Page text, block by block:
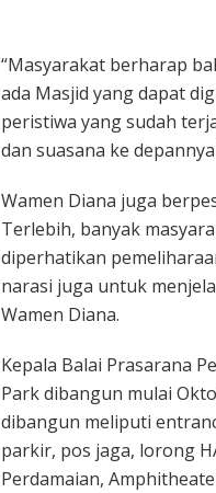
“Masyarakat berharap
ada Masjid yang dapat
peristiwa yang sudah
dan suasana ke
Wamen Diana juga
Terlebih, banyak
diperhatikan
narasi juga untuk
Wamen Diana.
Kepala Balai Prasarana
Park dibangun mulai
dibangun meliputi
parkir, pos jaga, lorong
Perdamaian,